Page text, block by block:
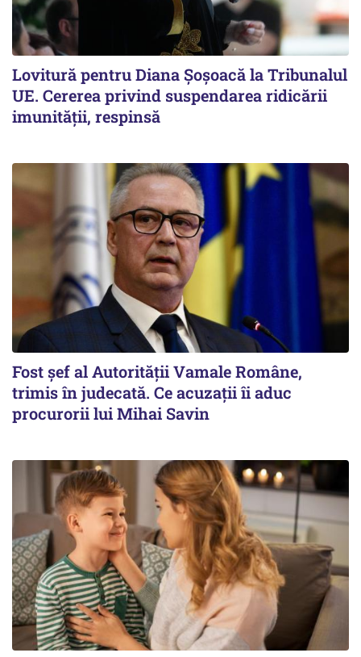
Lovitură pentru Diana Șoșoacă la Tribunalul
UE. Cererea privind suspendarea ridicării
imunității, respinsă
Fost şef al Autorităţii Vamale Române,
trimis în judecată. Ce acuzații îi aduc
procurorii lui Mihai Savin